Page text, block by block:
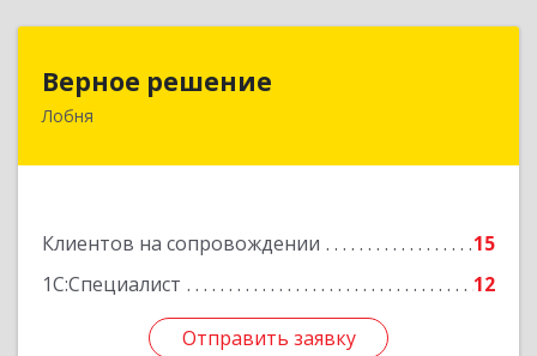
Верное решение
Лобня
Клиентов на сопровождении
15
1С:Специалист
12
Отправить заявку
141730, Московская обл, Лобня г, Чехова ул,
Отправить заявку